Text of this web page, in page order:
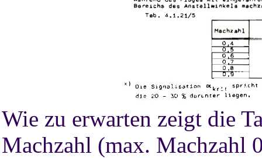
Wie zu erwarten zeigt die
Machzahl (max. Machzahl